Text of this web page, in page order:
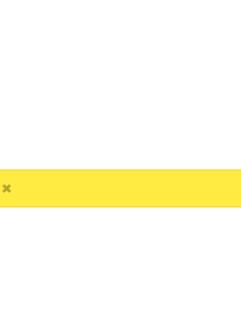
✖